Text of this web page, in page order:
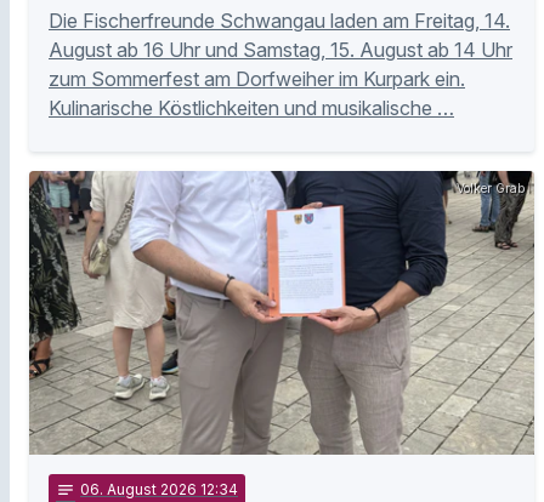
Die Fischerfreunde Schwangau laden am Freitag, 14.
August ab 16 Uhr und Samstag, 15. August ab 14 Uhr
zum Sommerfest am Dorfweiher im Kurpark ein.
Kulinarische Köstlichkeiten und musikalische …
Volker Grab
notes 06. August 2026 12:34